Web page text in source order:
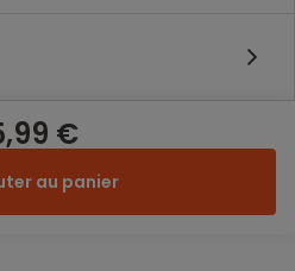
€
au panier